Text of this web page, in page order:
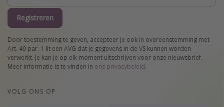
Registreren
Door toestemming te geven, accepteer je ook in overeenstemming met
Art. 49 par. 1 lit een AVG dat je gegevens in de VS kunnen worden
verwerkt. Je kan je op elk moment uitschrijven voor onze nieuwsbrief.
Meer informatie is te vinden in ons privacybeleid.
VOLG ONS OP